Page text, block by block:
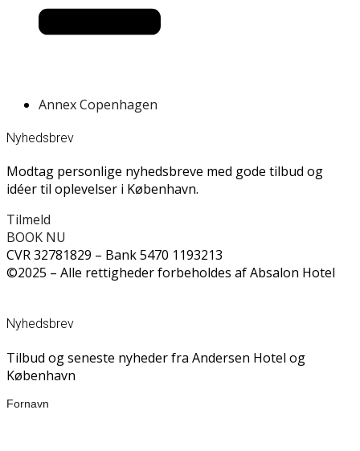
Annex Copenhagen
Nyhedsbrev
Modtag personlige nyhedsbreve med gode tilbud og
idéer til oplevelser i København.
Tilmeld
BOOK NU
CVR 32781829 – Bank 5470 1193213
©2025 – Alle rettigheder forbeholdes af Absalon Hotel
Nyhedsbrev
Tilbud og seneste nyheder fra Andersen Hotel og
København
Fornavn